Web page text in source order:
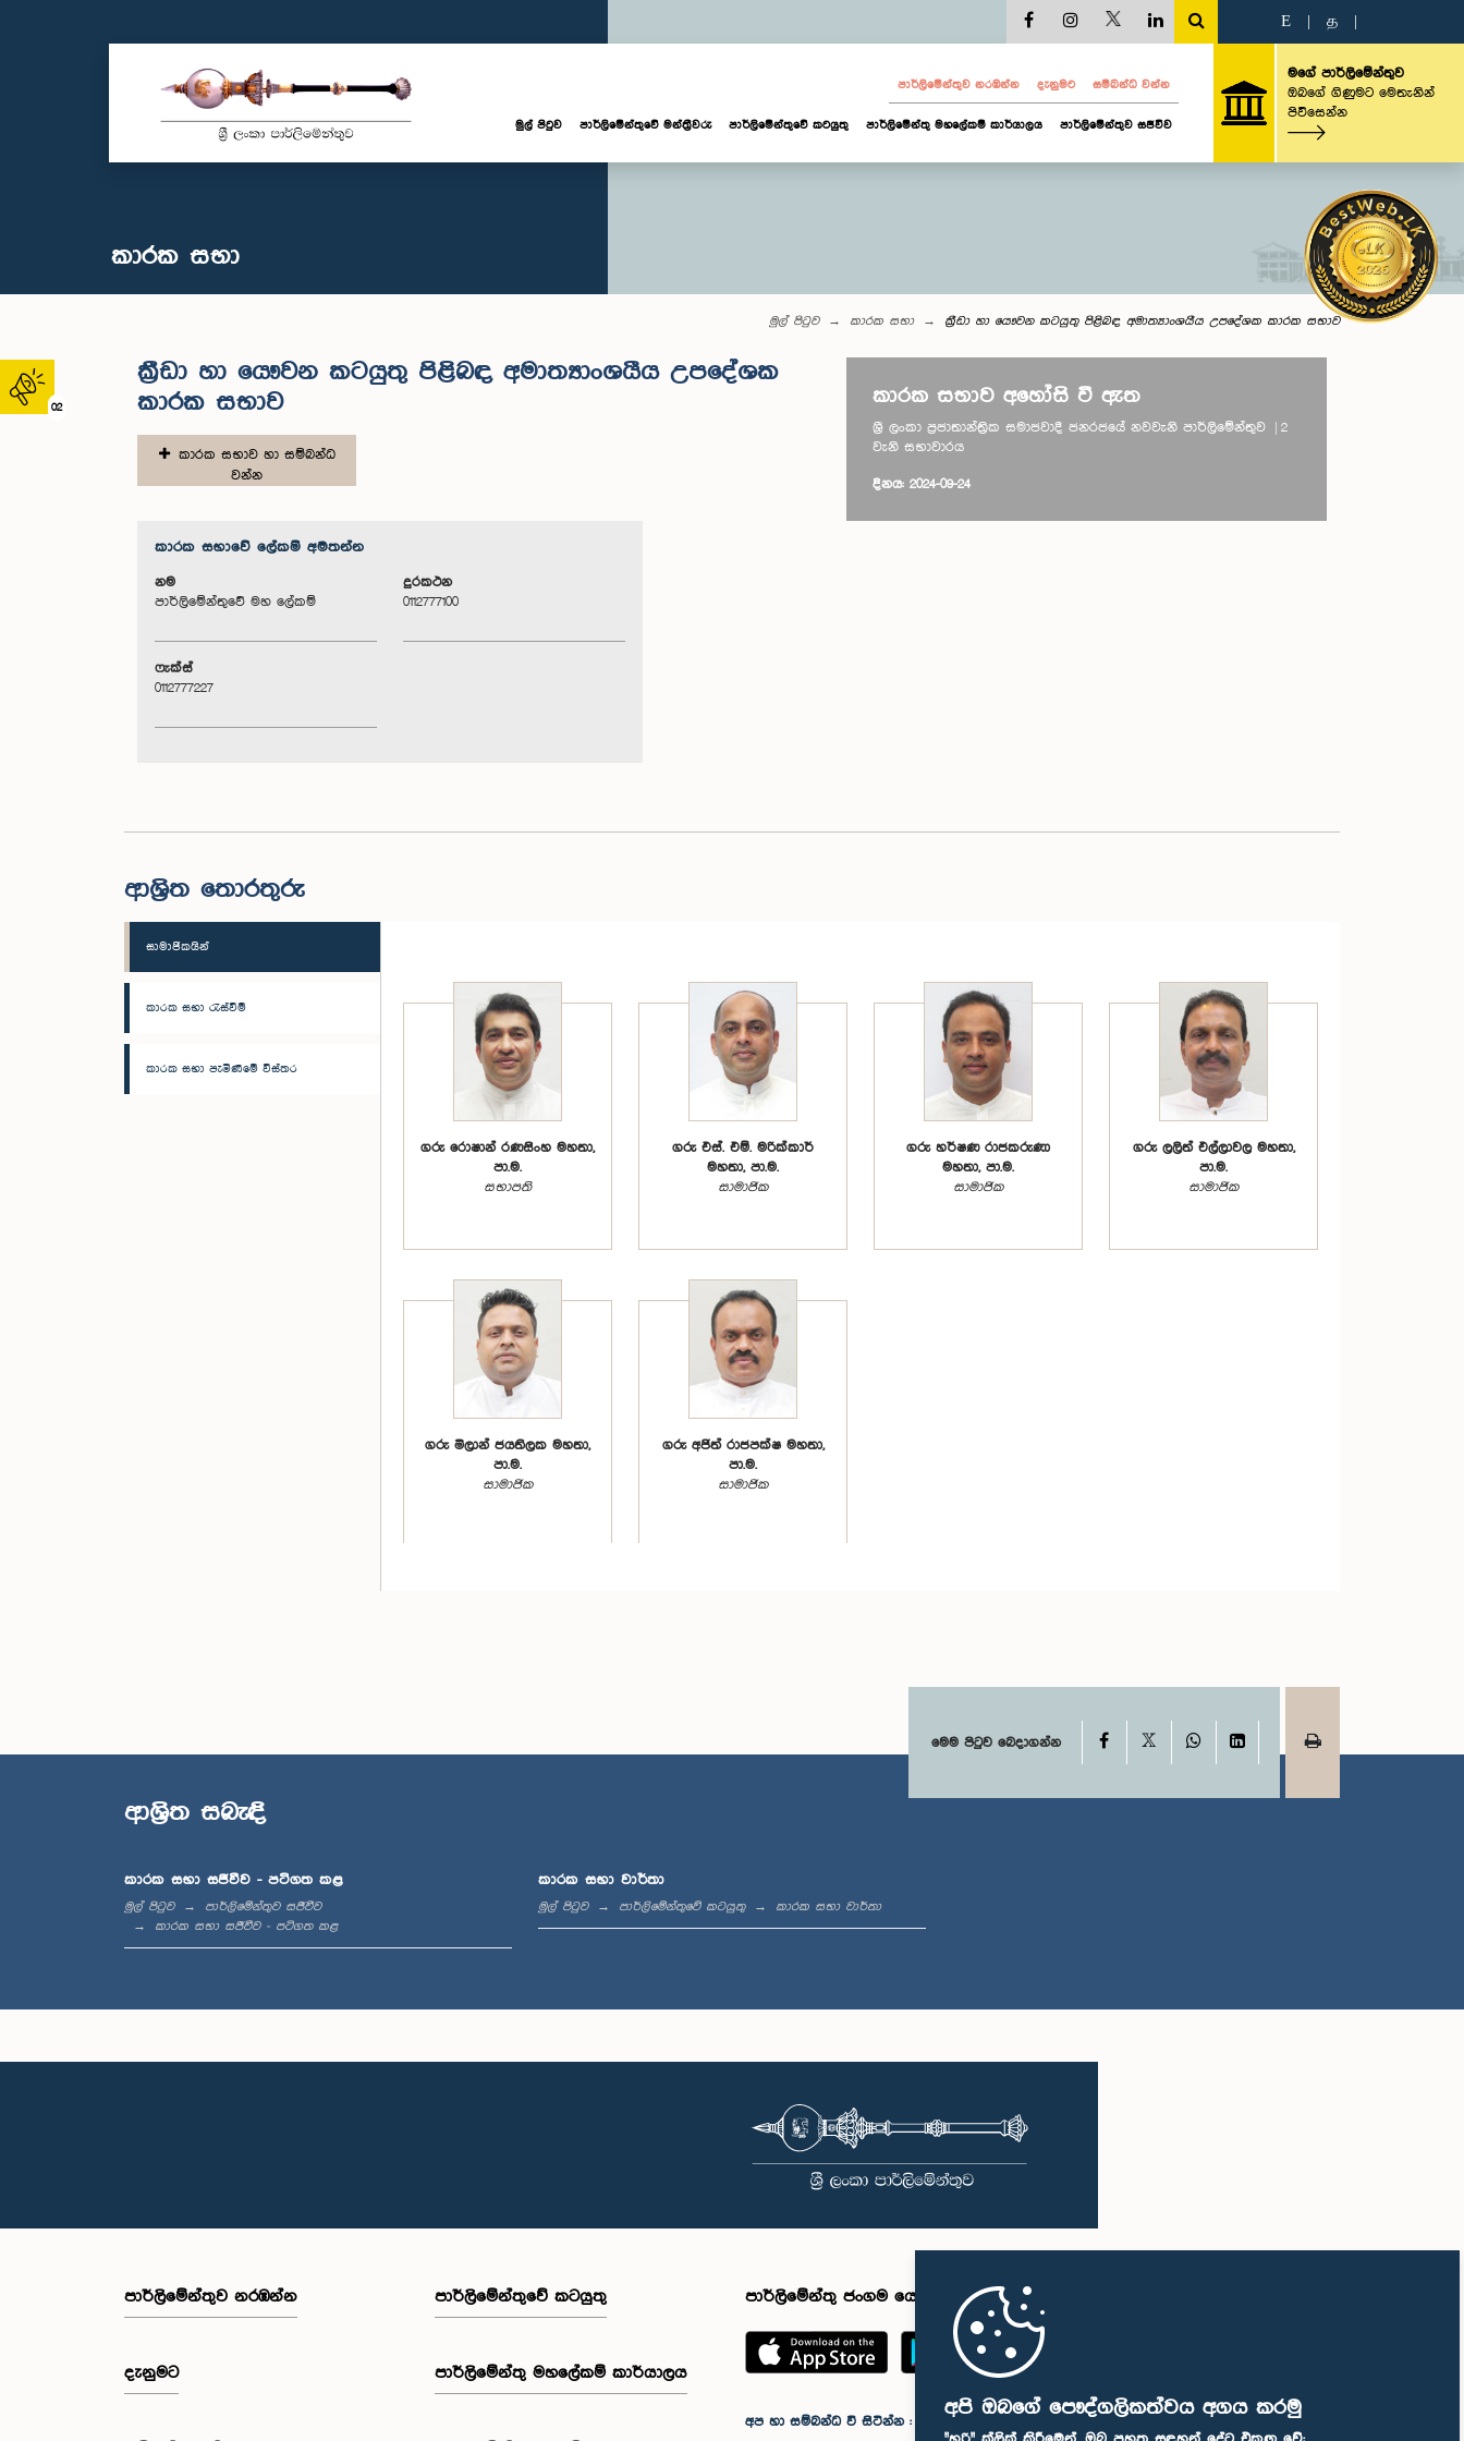
අපි ඔබගේ පෞද්ගලිකත්වය අගය කරමු
02
E த
පාර්ලි‌මේන්තුව නරඹන්න දැනුමට සම්බන්ධ වන්න
මුල් පිටුව පාර්ලි‌මේන්තුවේ මන්ත්‍රීවරු පාර්ලිමේන්තුවේ කටයුතු පාර්ලිමේන්තු මහලේකම් කාර්යාලය පාර්ලිමේන්තුව සජීවීව
මගේ පාර්ලිමේන්තුව
ඔබගේ ගිණුමට මෙතැනින්
පිවිසෙන්න
කාරක සභා
මුල් පිටුව කාරක සභා ක්‍රීඩා හා යෞවන කටයුතු පිළිබඳ අමාත්‍යාංශයීය උපදේශක කාරක සභාව
ක්‍රීඩා හා යෞවන කටයුතු පිළිබඳ අමාත්‍යාංශයීය උපදේශක
කාරක සභාව
කාරක සභාව හා සම්බන්ධ
වන්න
කාරක සභා‌වේ ලේකම් අමතන්න
නම
පාර්ලිමේන්තුවේ මහ ලේකම්
දුරකථන
0112777100
ෆැක්ස්
0112777227
කාරක සභාව අහෝසි වී ඇත
ශ්‍රී ලංකා ප්‍රජාතාන්ත්‍රික සමාජවාදී ජනරජයේ නවවැනි පාර්ලිමේන්තුව | 2
වැනි සභාවාරය
දිනය: 2024-09-24
ආශ්‍රිත තොරතුරු
සාමාජිකයින්
කාරක සභා රැස්වීම්
කාරක සභා පැමිණීමේ විස්තර
ගරු රොෂාන් රණසිංහ මහතා,
පා.ම.
සභාපති
ගරු එස්. එම්. මරික්කාර්
මහතා, පා.ම.
සාමාජික
ගරු හර්ෂණ රාජකරුණා
මහතා, පා.ම.
සාමාජික
ගරු ලලිත් එල්ලාවල මහතා,
පා.ම.
සාමාජික
ගරු මිලාන් ජයතිලක මහතා,
පා.ම.
සාමාජික
ගරු අජිත් රාජපක්ෂ මහතා,
පා.ම.
සාමාජික
මෙම පිටුව බෙදාගන්න Facebook WhatsAppLinkedIn
ආශ්‍රිත සබැඳි
කාරක සභා සජීවීව - පටිගත කළ
මුල් පිටුව
පාර්ලිමේන්තුව සජීවීව
කාරක සභා සජීවීව - පටිගත කළ
කාරක සභා වාර්තා
මුල් පිටුව පාර්ලිමේන්තුවේ කටයුතු කාරක සභා වාර්තා
පාර්ලි‌මේන්තුව නරඹන්න
දැනුමට
පාර්ලිමේන්තුවේ කටයුතු
පාර්ලිමේන්තු මහලේකම් කාර්යාලය
පාර්ලිමේන්තු ජංගම යෙදුම
අප හා සම්බන්ධ වී සිටින්න :